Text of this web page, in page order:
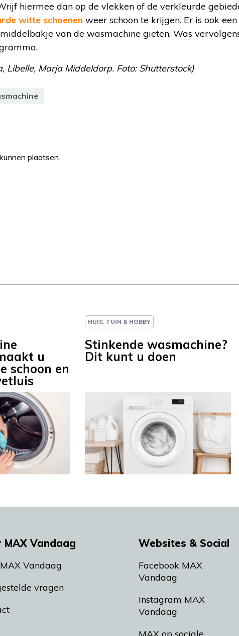
hiermee dan op de vlekken of de verkleurde
witte schoenen weer schoon te krijgen. Er is ook
van de wasmachine gieten. Was
Libelle, Marja Middeldorp. Foto: Shutterstock)
plaatsen.
u
schoon en
HUIS, TUIN & HOBBY
Stinkende wasmachine?
Dit kunt u doen
MAX Vandaag
Vandaag
vragen
Websites & Social
Facebook MAX
Vandaag
Instagram MAX
Vandaag